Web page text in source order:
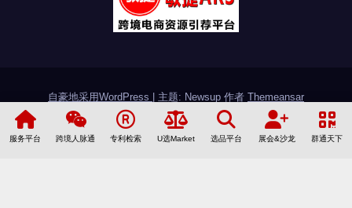
自豪地采用WordPress 主题: Newsup 作者 Themeansar
敏捷简介加入敏捷联系敏捷友情链接
服务平台 跨境人脉通 专利检索 U选Market 选品平台 展会&沙龙 群通天下